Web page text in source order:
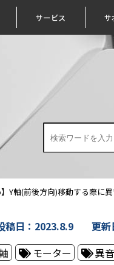
サービス サ
Y軸(前後方向)移動する際に
稿日：2023.8.9
更新
モーター 異音